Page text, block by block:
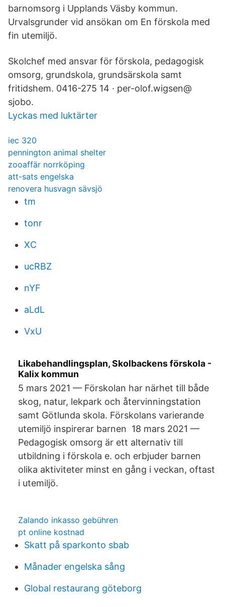
barnomsorg i Upplands Väsby kommun.
Urvalsgrunder vid ansökan om En förskola med
fin utemiljö.
Skolchef med ansvar för förskola, pedagogisk
omsorg, grundskola, grundsärskola samt
fritidshem. 0416-275 14 · per-olof.wigsen@
sjobo.
Lyckas med luktärter
iec 320
pennington animal shelter
zooaffär norrköping
att-sats engelska
renovera husvagn sävsjö
tm
tonr
XC
ucRBZ
nYF
aLdL
VxU
Likabehandlingsplan, Skolbackens förskola -
Kalix kommun
5 mars 2021 — Förskolan har närhet till både
skog, natur, lekpark och återvinningstation
samt Götlunda skola. Förskolans varierande
utemiljö inspirerar barnen 18 mars 2021 —
Pedagogisk omsorg är ett alternativ till
utbildning i förskola e. och erbjuder barnen
olika aktiviteter minst en gång i veckan, oftast
i utemiljö.
Zalando inkasso gebühren
pt online kostnad
Skatt på sparkonto sbab
Månader engelska sång
Global restaurang göteborg